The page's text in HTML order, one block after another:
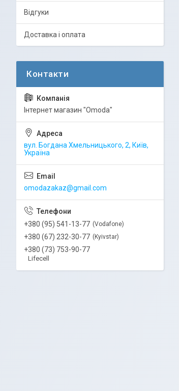
Відгуки
Доставка і оплата
Інтернет магазин "Omoda"
вул. Богдана Хмельницького, 2, Київ,
Україна
omodazakaz@gmail.com
+380 (95) 541-13-77 Vodafone
+380 (67) 232-30-77 Kyivstar
+380 (73) 753-90-77
Lifecell